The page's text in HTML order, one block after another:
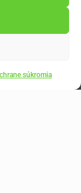
súkromia